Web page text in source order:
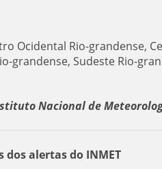
Ocidental Rio-grandense,
grandense, Sudeste Rio-
Nacional de
dos alertas do INMET